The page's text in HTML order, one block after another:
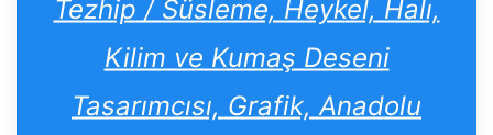
Tezhip / Süsleme, Heykel, Halı,
Kilim ve Kumaş Deseni
Tasarımcısı, Grafik, Anadolu